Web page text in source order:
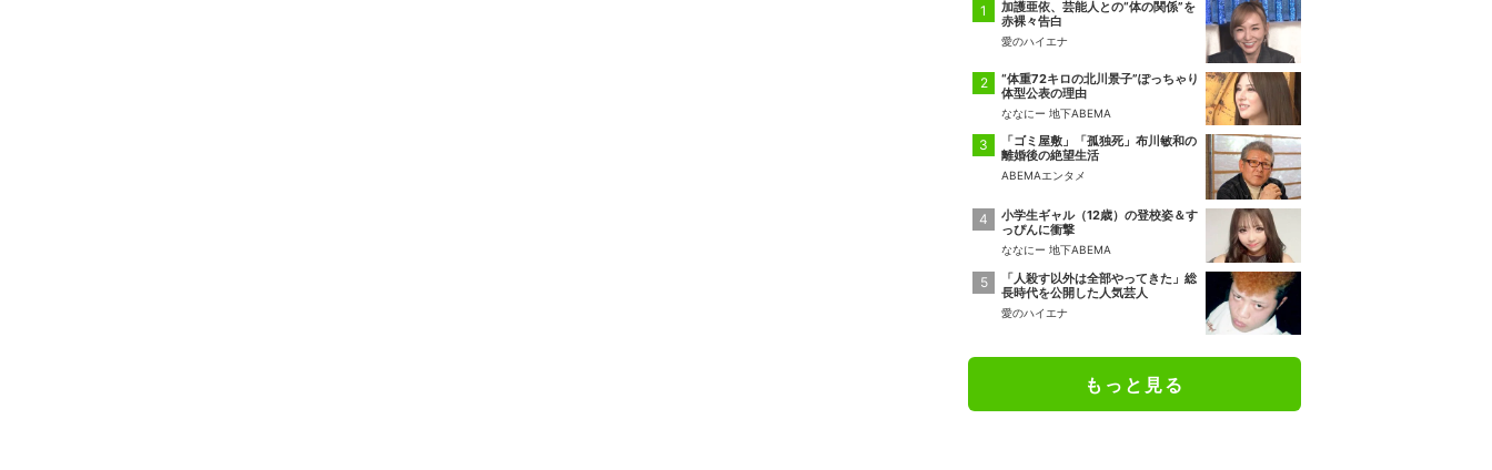
加護亜依、芸能人との“体の関係”を
赤裸々告白
愛のハイエナ
“体重72キロの北川景子”ぽっちゃり
体型公表の理由
ななにー 地下ABEMA
「ゴミ屋敷」「孤独死」布川敏和の
離婚後の絶望生活
ABEMAエンタメ
小学生ギャル（12歳）の登校姿＆す
っぴんに衝撃
ななにー 地下ABEMA
「人殺す以外は全部やってきた」総
長時代を公開した人気芸人
愛のハイエナ
もっと見る